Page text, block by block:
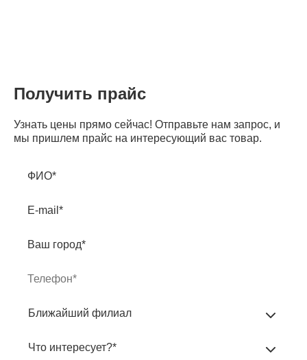
Получить прайс
Узнать цены прямо сейчас! Отправьте нам запрос, и
мы пришлем прайс на интересующий вас товар.
ФИО*
E-mail*
Ваш город*
Ближайший филиал
Что интересует?*